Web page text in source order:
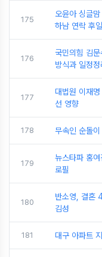
175
오윤아 싱글
하남 연락 후
176
국민의힘 김
방식과 일정정
177
대법원 이재
선 영향
178 무속인 순돌
179
뉴스타파 홍
로필
180
반소영, 결혼
김성
181 대구 아파트